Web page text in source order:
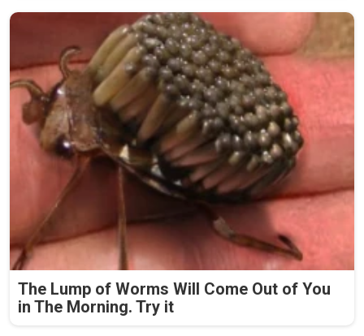
The Lump of Worms Will Come Out of You
in The Morning. Try it